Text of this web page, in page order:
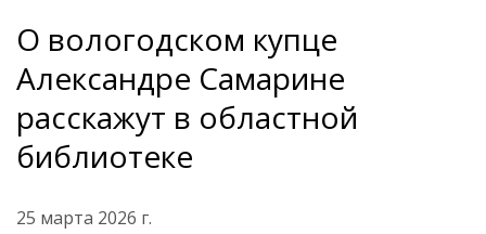
О вологодском купце
Александре Самарине
расскажут в областной
библиотеке
25 марта 2026 г.